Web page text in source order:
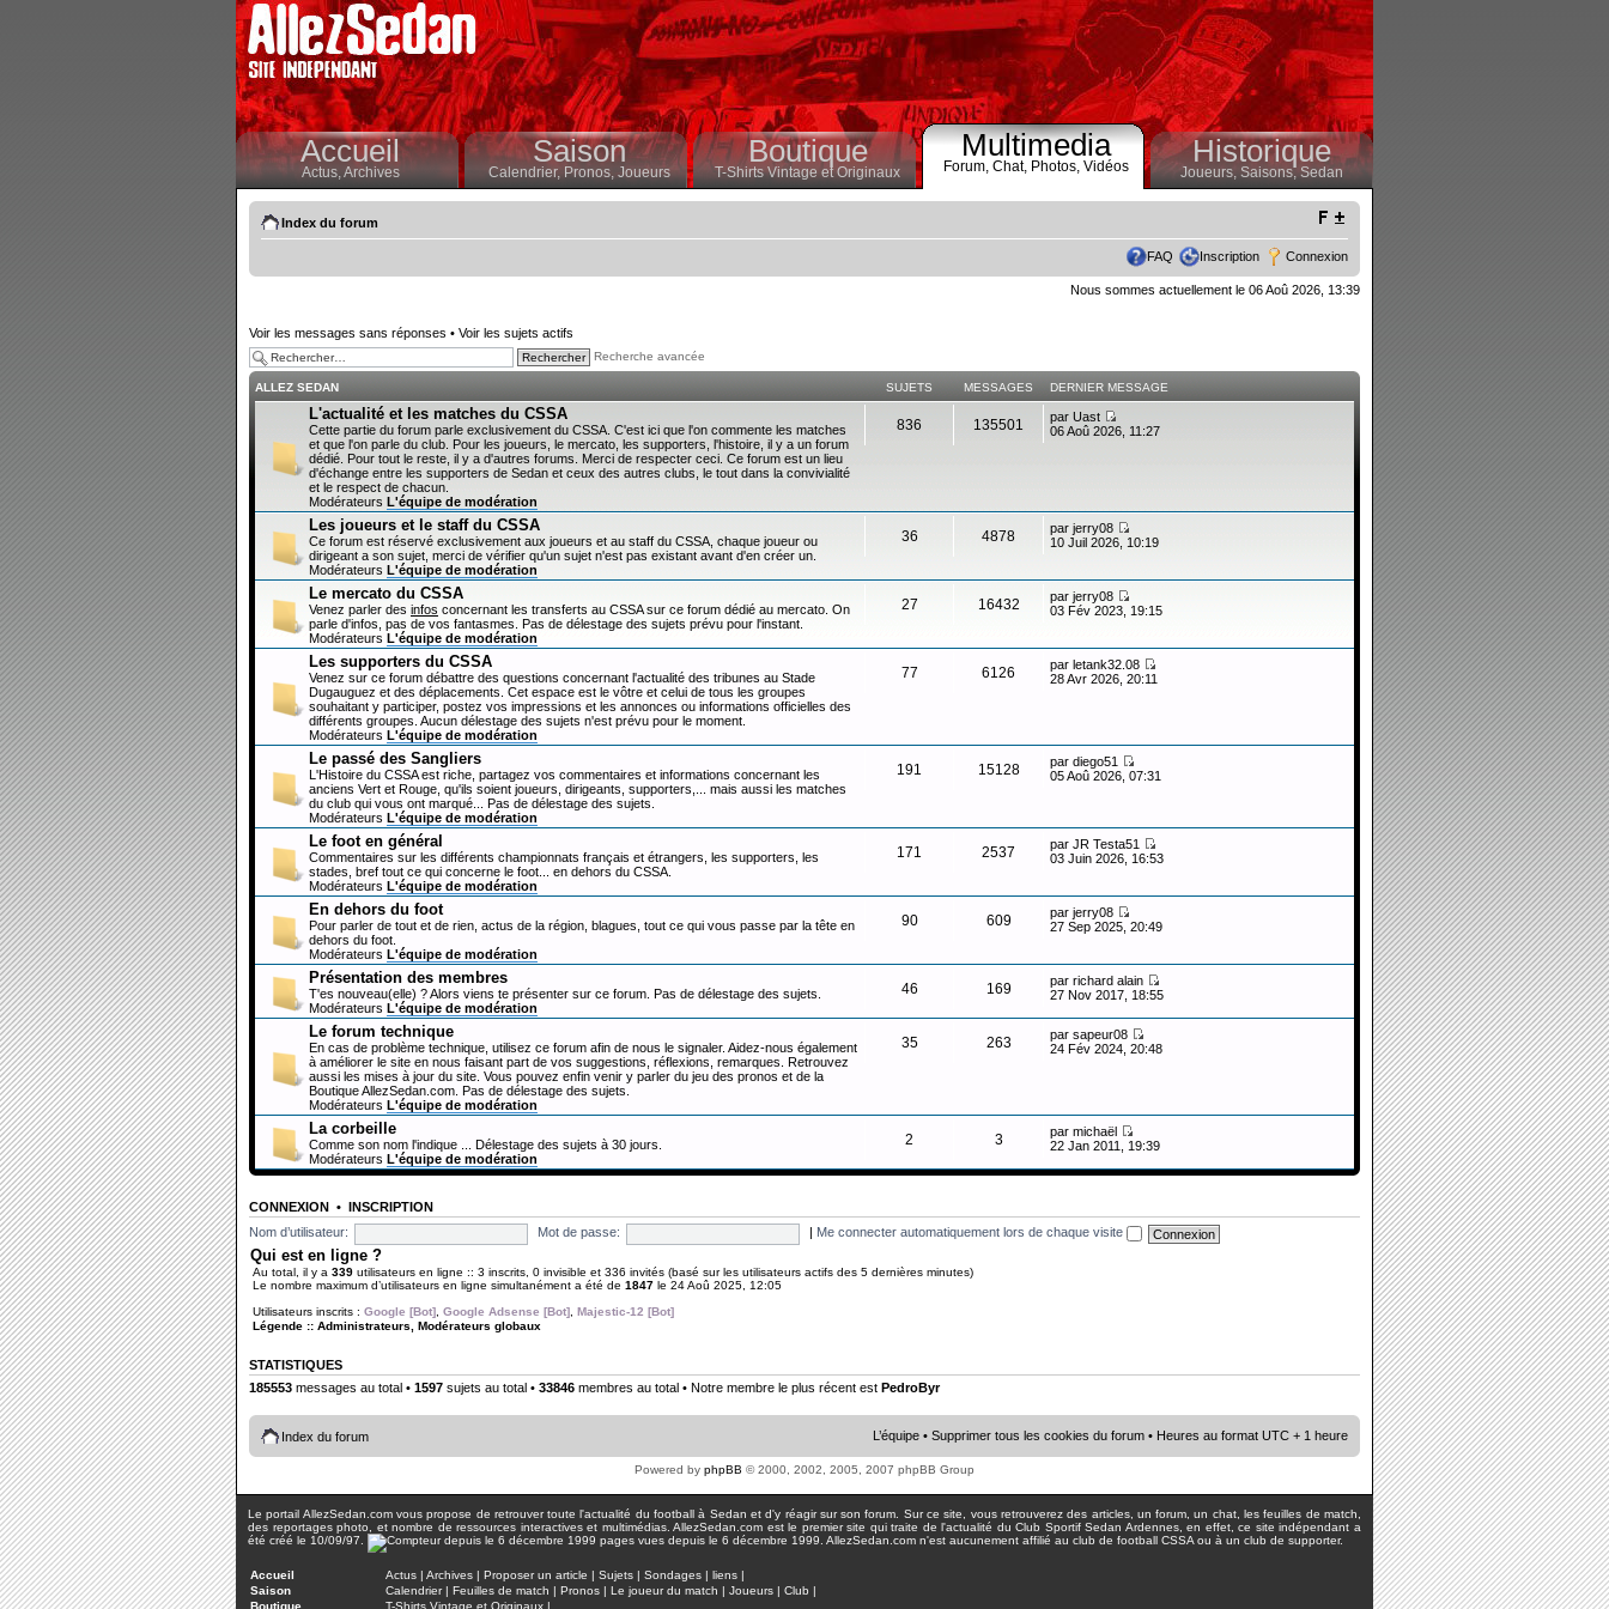
Accueil
Actus,Archives
Saison
Calendrier,Pronos, Joueurs
Boutique
T-Shirts Vintage et Originaux
Multimedia
Forum, Chat, Photos, Vidéos Historique
Joueurs, Saisons,Sedan
Index du forum
FAQ Inscription Connexion
Nous sommes actuellement le 06 Aoû 2026, 13:39
Voir les messages sans réponses • Voir les sujets actifs
Recherche avancée
ALLEZ SEDAN SUJETS MESSAGES DERNIER MESSAGE
L'actualité et les matches du CSSA
Cette partie du forum parle exclusivement du CSSA. C'est ici que l'on commente les matches
et que l'on parle du club. Pour les joueurs, le mercato, les supporters, l'histoire, il y a un forum
dédié. Pour tout le reste, il y a d'autres forums. Merci de respecter ceci. Ce forum est un lieu
d'échange entre les supporters de Sedan et ceux des autres clubs, le tout dans la convivialité
et le respect de chacun.
Modérateurs L'équipe de modération
836 135501 par Uast
06 Aoû 2026, 11:27
Les joueurs et le staff du CSSA
Ce forum est réservé exclusivement aux joueurs et au staff du CSSA, chaque joueur ou
dirigeant a son sujet, merci de vérifier qu'un sujet n'est pas existant avant d'en créer un.
Modérateurs L'équipe de modération
36 4878 par jerry08
10 Juil 2026, 10:19
Le mercato du CSSA
Venez parler des infos concernant les transferts au CSSA sur ce forum dédié au mercato. On
parle d'infos, pas de vos fantasmes. Pas de délestage des sujets prévu pour l'instant.
Modérateurs L'équipe de modération
27 16432 par jerry08
03 Fév 2023, 19:15
Les supporters du CSSA
Venez sur ce forum débattre des questions concernant l'actualité des tribunes au Stade
Dugauguez et des déplacements. Cet espace est le vôtre et celui de tous les groupes
souhaitant y participer, postez vos impressions et les annonces ou informations officielles des
différents groupes. Aucun délestage des sujets n'est prévu pour le moment.
Modérateurs L'équipe de modération
77 6126 par letank32.08
28 Avr 2026, 20:11
Le passé des Sangliers
L'Histoire du CSSA est riche, partagez vos commentaires et informations concernant les
anciens Vert et Rouge, qu'ils soient joueurs, dirigeants, supporters,... mais aussi les matches
du club qui vous ont marqué... Pas de délestage des sujets.
Modérateurs L'équipe de modération
191 15128 par diego51
05 Aoû 2026, 07:31
Le foot en général
Commentaires sur les différents championnats français et étrangers, les supporters, les
stades, bref tout ce qui concerne le foot... en dehors du CSSA.
Modérateurs L'équipe de modération
171 2537 par JR Testa51
03 Juin 2026, 16:53
En dehors du foot
Pour parler de tout et de rien, actus de la région, blagues, tout ce qui vous passe par la tête en
dehors du foot.
Modérateurs L'équipe de modération
90 609 par jerry08
27 Sep 2025, 20:49
Présentation des membres
T'es nouveau(elle) ? Alors viens te présenter sur ce forum. Pas de délestage des sujets.
Modérateurs L'équipe de modération
46 169 par richard alain
27 Nov 2017, 18:55
Le forum technique
En cas de problème technique, utilisez ce forum afin de nous le signaler. Aidez-nous également
à améliorer le site en nous faisant part de vos suggestions, réflexions, remarques. Retrouvez
aussi les mises à jour du site. Vous pouvez enfin venir y parler du jeu des pronos et de la
Boutique AllezSedan.com. Pas de délestage des sujets.
Modérateurs L'équipe de modération
35 263 par sapeur08
24 Fév 2024, 20:48
La corbeille
Comme son nom l'indique ... Délestage des sujets à 30 jours.
Modérateurs L'équipe de modération
2 3 par michaël
22 Jan 2011, 19:39
CONNEXION • INSCRIPTION
Nom d’utilisateur:
Mot de passe: Me connecter automatiquement lors de chaque visite
Qui est en ligne ?
Au total, il y a 339 utilisateurs en ligne :: 3 inscrits, 0 invisible et 336 invités (basé sur les utilisateurs actifs des 5 dernières minutes)
Le nombre maximum d’utilisateurs en ligne simultanément a été de 1847 le 24 Aoû 2025, 12:05
Utilisateurs inscrits : Google [Bot] Google Adsense [Bot] Majestic-12 [Bot]
Légende :: Administrateurs Modérateurs globaux
STATISTIQUES
185553 messages au total • 1597 sujets au total • 33846 membres au total • Notre membre le plus récent est PedroByr
Index du forum L’équipe • Supprimer tous les cookies du forum • Heures au format UTC + 1 heure
Powered by phpBB © 2000, 2002, 2005, 2007 phpBB Group
Le portail AllezSedan.com vous propose de retrouver toute l'actualité du football à Sedan et d'y réagir sur son forum. Sur ce site, vous retrouverez des articles, un forum, un chat, les feuilles de match,
des reportages photo, et nombre de ressources interactives et multimédias. AllezSedan.com est le premier site qui traite de l'actualité du Club Sportif Sedan Ardennes, en effet, ce site indépendant a
été créé le 10/09/97.
pages vues depuis le 6 décembre 1999. AllezSedan.com n'est aucunement affilié au club de football CSSA ou à un club de supporter.
Accueil Actus | Archives | Proposer un article | Sujets | Sondages | liens |
Saison
Calendrier| Feuilles de match | Pronos | Le joueur du match | Joueurs | Club |
Boutique
T-Shirts Vintage et Originaux |